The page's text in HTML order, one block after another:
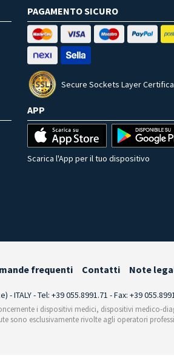
PAGAMENTO SICURO
Secure Sockets Layer
APP
Scarica l'App per il tuo dispositivo
frequenti Contatti Note
ITALY - Tel: +39 055.8991.71 - Fax: +39
i dispositivi medici, dispositivi medico-
sono esclusivamente rivolte agli operatori